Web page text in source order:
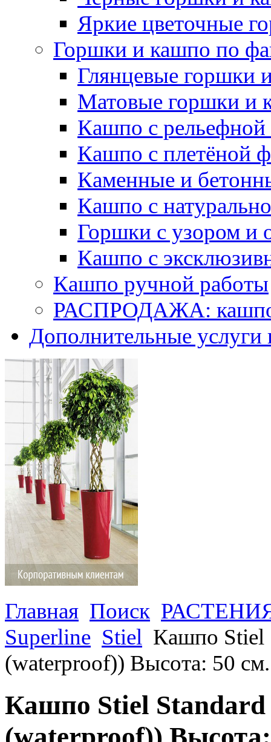
Яркие цветочные
Горшки и кашпо по
Глянцевые горшки
Матовые горшки и
Кашпо с рельефной
Кашпо с плетёной
Каменные и
Кашпо с
Горшки с узором и
Кашпо с
Кашпо ручной работы
РАСПРОДАЖА: кашпо
Дополнительные услуги
Главная Поиск
Superline Stiel Кашпо Stiel
(waterproof)) Высота: 50
Кашпо Stiel